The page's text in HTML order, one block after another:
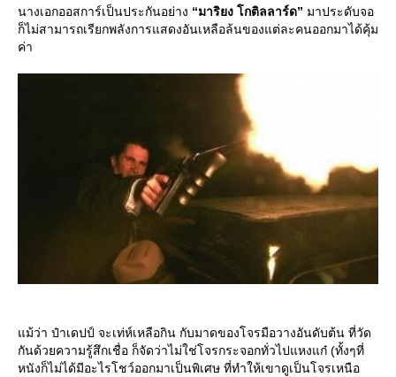
นางเอกออสการ์เป็นประกันอย่าง “มาริยง โกติลลาร์ด” มาประดับจอ
ก็ไม่สามารถเรียกพลังการแสดงอันเหลือล้นของแต่ละคนออกมาได้คุ้ม
ค่า
ม้ว่า ป๋าเดปป์ จะเท่ห์เหลือกิน กับมาดของโจรมือวางอันดับต้น ที่วัด
กันด้วยความรู้สึกเชื่อ ก็จัดว่าไม่ใช่โจรกระจอกทั่วไปแหงแก๋ (ทั้งๆที่
หนังก็ไม่ได้มีอะไรโชว์ออกมาเป็นพิเศษ ที่ทำให้เขาดูเป็นโจรเหนือ